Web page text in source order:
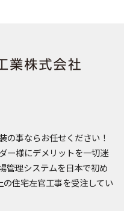
の事ならお任せください！
ー様にデメリットを一切迷
管理システムを日本で初め
住宅左官工事を受注してい